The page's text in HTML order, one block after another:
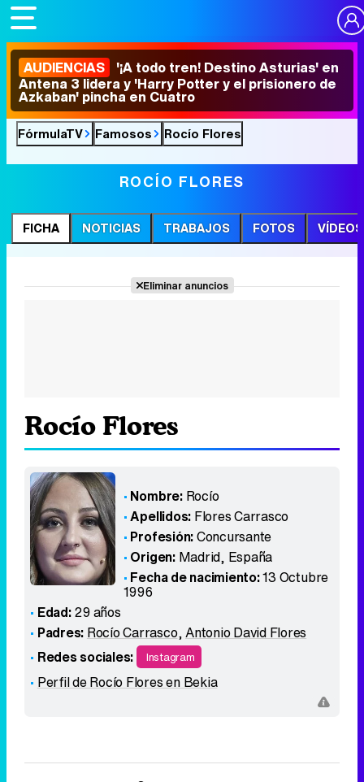
AUDIENCIAS '¡A todo tren! Destino Asturias' en
Antena 3 lidera y 'Harry Potter y el prisionero de
Azkaban' pincha en Cuatro
FórmulaTV Famosos Rocío Flores
ROCÍO FLORES
FICHA NOTICIAS TRABAJOS FOTOS VÍDEOS
Eliminar anuncios
Rocío Flores
Nombre: Rocío
Apellidos: Flores Carrasco
Profesión:Concursante
Origen: Madrid, España
Fecha de nacimiento:13 Octubre
1996
Edad:29 años
Padres: Rocío Carrasco,Antonio David Flores
Redes sociales:
Instagram
Perfil de Rocío Flores en Bekia